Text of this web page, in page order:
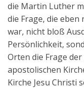
die Martin Luther
die Frage, die
war, nicht bloß
Persönlichkeit,
Orten die Frage
apostolischen
Kirche Jesu Christi